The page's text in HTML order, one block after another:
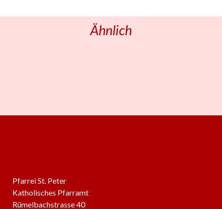
Ähnlich
Pfarrei St. Peter
Katholisches Pfarramt
Rümelbachstrasse 40